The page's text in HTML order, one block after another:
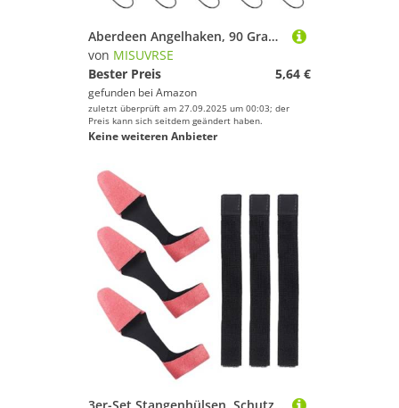
Aberdeen Angelhaken, 90 Grad, langer Schaft, Karbonstahl, V-gebogen, Barbaren-Haken, 50 Stück
von MISUVRSE
Bester Preis
5,64 €
gefunden bei Amazon
zuletzt überprüft am 27.09.2025 um 00:03; der
Preis kann sich seitdem geändert haben.
Keine weiteren Anbieter